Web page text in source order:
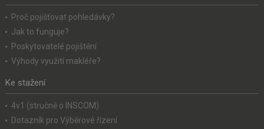
Proč pojišťovat pohledávky?
Jak to funguje?
Poskytovatelé pojištění
Výhody využití makléře?
Ke stažení
4v1 (stručně o INSCOM)
Dotazník pro Výběrové řízení